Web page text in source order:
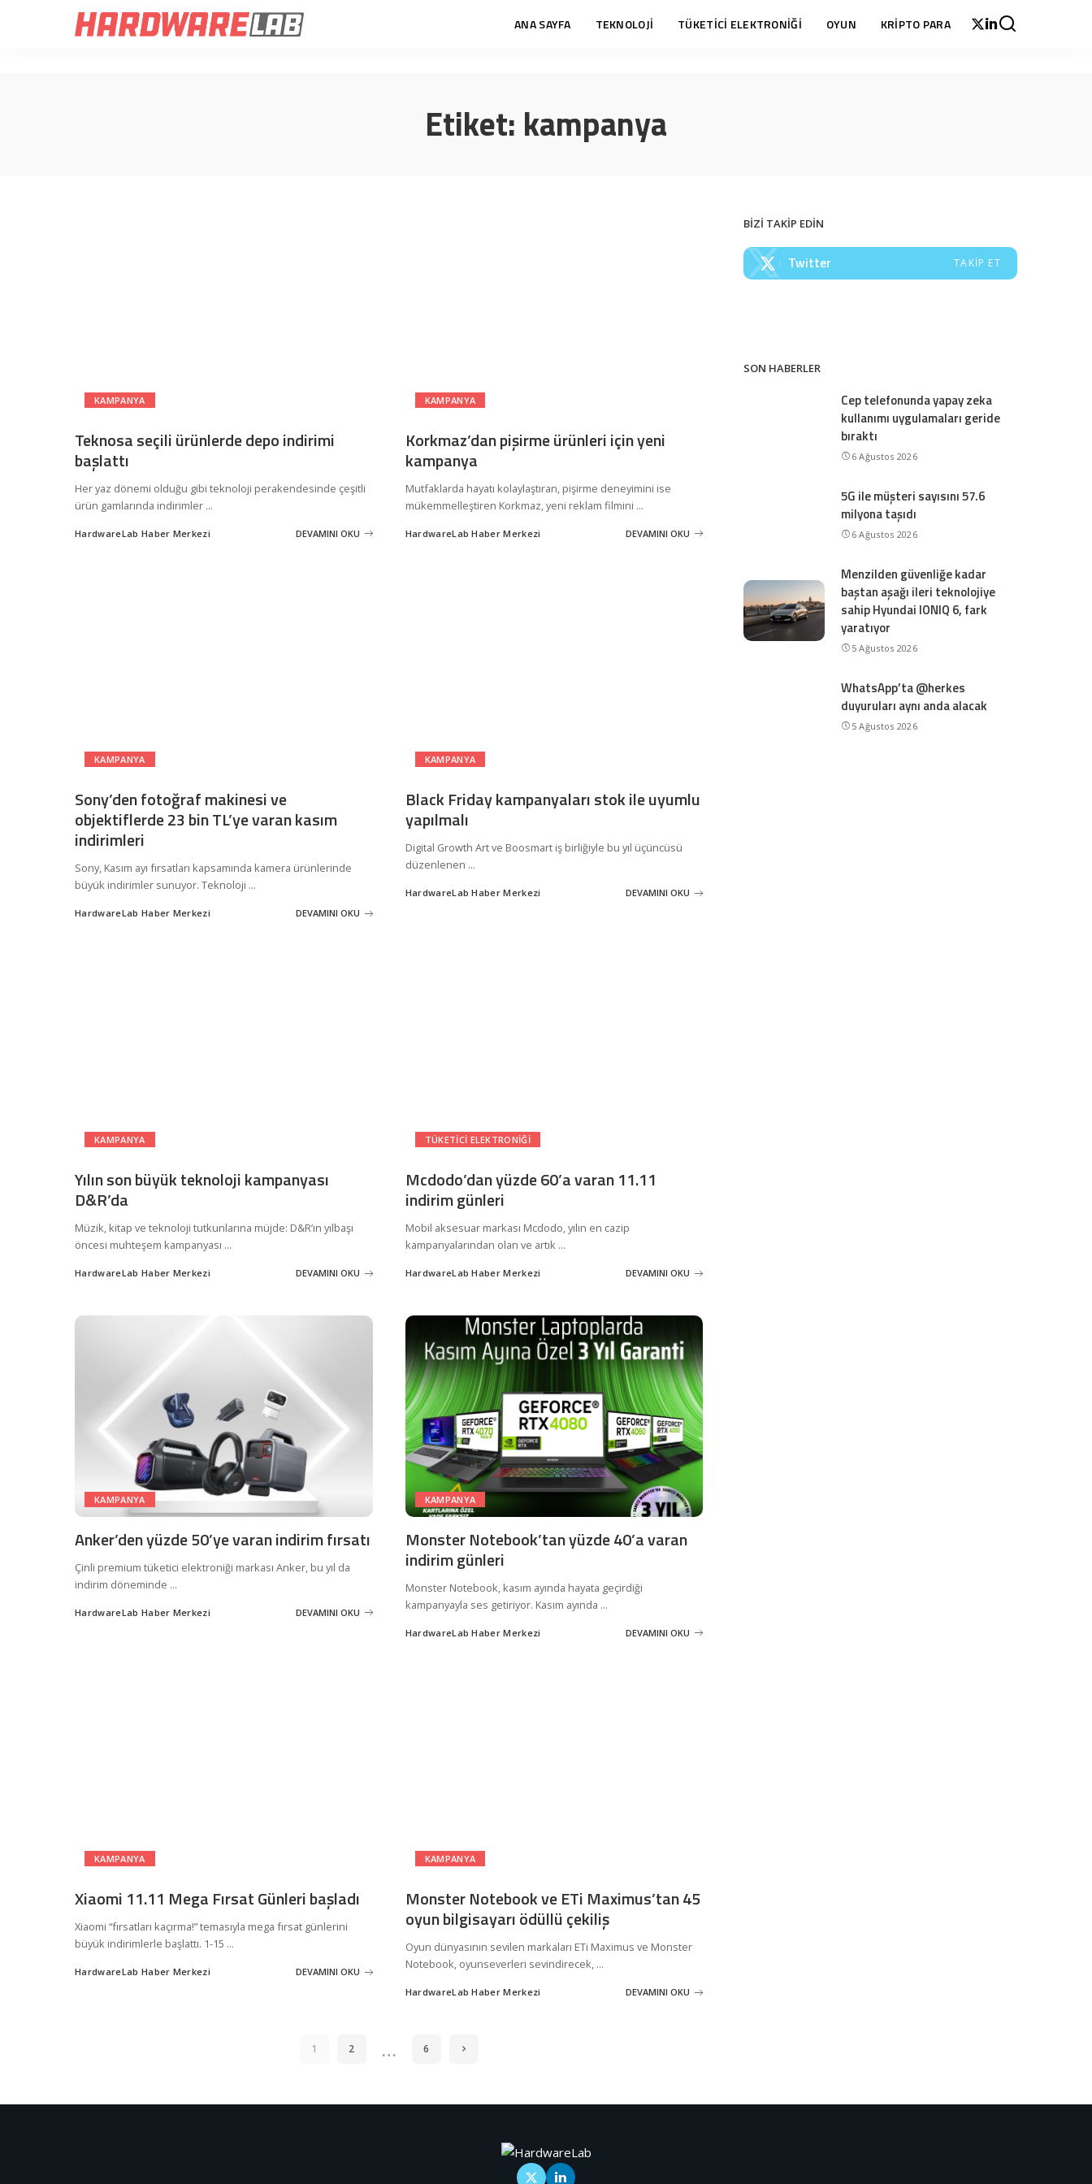
ANA SAYFA TEKNOLOJİ TÜKETİCİ ELEKTRONİĞİ OYUN KRİPTO PARA
Etiket: kampanya
KAMPANYA
Teknosa seçili ürünlerde depo indirimi
başlattı
Her yaz dönemi olduğu gibi teknoloji perakendesinde çeşitli
ürün gamlarında indirimler ...
Posted
HardwareLab Haber Merkezi DEVAMINI OKU
KAMPANYA
Korkmaz’dan pişirme ürünleri için yeni
kampanya
Mutfaklarda hayatı kolaylaştıran, pişirme deneyimini ise
mükemmelleştiren Korkmaz, yeni reklam filmini ...
Posted
HardwareLab Haber Merkezi DEVAMINI OKU
KAMPANYA
Sony’den fotoğraf makinesi ve
objektiflerde 23 bin TL’ye varan kasım
indirimleri
Sony, Kasım ayı fırsatları kapsamında kamera ürünlerinde
büyük indirimler sunuyor. Teknoloji ...
Posted
HardwareLab Haber Merkezi DEVAMINI OKU
KAMPANYA
Black Friday kampanyaları stok ile uyumlu
yapılmalı
Digital Growth Art ve Boosmart iş birliğiyle bu yıl üçüncüsü
düzenlenen ...
Posted
HardwareLab Haber Merkezi DEVAMINI OKU
KAMPANYA
Yılın son büyük teknoloji kampanyası
D&R’da
Müzik, kitap ve teknoloji tutkunlarına müjde: D&R’ın yılbaşı
öncesi muhteşem kampanyası ...
Posted
HardwareLab Haber Merkezi DEVAMINI OKU
TÜKETICI ELEKTRONIĞI
Mcdodo’dan yüzde 60’a varan 11.11
indirim günleri
Mobil aksesuar markası Mcdodo, yılın en cazip
kampanyalarından olan ve artık ...
Posted
HardwareLab Haber Merkezi DEVAMINI OKU
KAMPANYA
Anker’den yüzde 50’ye varan indirim fırsatı
Çinli premium tüketici elektroniği markası Anker, bu yıl da
indirim döneminde ...
Posted
HardwareLab Haber Merkezi DEVAMINI OKU
KAMPANYA
Monster Notebook’tan yüzde 40’a varan
indirim günleri
Monster Notebook, kasım ayında hayata geçirdiği
kampanyayla ses getiriyor. Kasım ayında ...
Posted
HardwareLab Haber Merkezi DEVAMINI OKU
KAMPANYA
Xiaomi 11.11 Mega Fırsat Günleri başladı
Xiaomi “fırsatları kaçırma!” temasıyla mega fırsat günlerini
büyük indirimlerle başlattı. 1-15 ...
Posted
HardwareLab Haber Merkezi DEVAMINI OKU
KAMPANYA
Monster Notebook ve ETi Maximus’tan 45
oyun bilgisayarı ödüllü çekiliş
Oyun dünyasının sevilen markaları ETi Maximus ve Monster
Notebook, oyunseverleri sevindirecek, ...
Posted
HardwareLab Haber Merkezi DEVAMINI OKU
1 2 … 6
BİZİ TAKİP EDİN
Twitter TAKIP ET
SON HABERLER
Cep telefonunda yapay zeka
kullanımı uygulamaları geride
bıraktı
6 Ağustos 2026
5G ile müşteri sayısını 57.6
milyona taşıdı
6 Ağustos 2026
Menzilden güvenliğe kadar
baştan aşağı ileri teknolojiye
sahip Hyundai IONIQ 6, fark
yaratıyor
5 Ağustos 2026
WhatsApp’ta @herkes
duyuruları aynı anda alacak
5 Ağustos 2026